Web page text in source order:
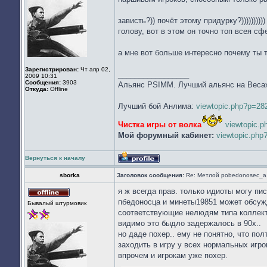
Зарегистрирован: Чт апр 02,
2009 10:31
Сообщения: 3903
Откуда: Offline
зависть?)) почёт этому
голову, вот в этом он точно топ всея
а мне вот больше интересно почему ты
Альянс PSIMM. Лучший альянс на
Лучший бой Анлима:
Чистка игры от волка
Мой форумный кабинет:
Вернуться к началу
Профиль
sborka
Заголовок сообщения: Re: Метлой pobedonosec_а
в
Бывалый штурмовик
я ж всегда прав. только идиоты могу
пбедоносца и минеты19851 может
соответствующие нелюдям типа
видимо это быдло задержалось в 90х..
но даде похер.. ему не понятно, что
заходить в игру у всех нормальных
впрочем и игрокам уже похер.